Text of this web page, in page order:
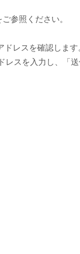
参照ください。
レスを確認します
レスを入力し、「送